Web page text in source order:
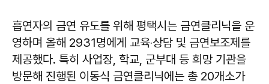
흡연자의 금연 유도를 위해 평택시는 금연클리닉을 운
영하며 올해 2931명에게 교육‧상담 및 금연보조제를
제공했다. 특히 사업장, 학교, 군부대 등 희망 기관을
방문해 진행된 이동식 금연클리닉에는 총 20개소가